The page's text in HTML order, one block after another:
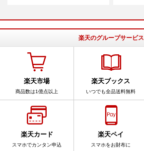
楽天のグループサービス
楽天市場
商品数は1億点以上
楽天ブックス
いつでも全品送料無料
楽天カード
スマホでカンタン申込
楽天ペイ
スマホをお財布に